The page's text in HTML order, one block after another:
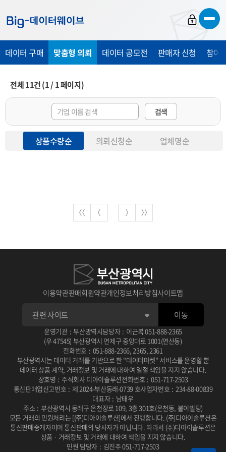
가
가
가
데이터 구매 맞춤형 의뢰 데이터 공모전 판매자 신청 참여
전체11건(1/1페이지)
검색
상품수량순 의뢰신청순 업체명순
이용약관판매회원약관개인정보처리방침사이트맵
운영기관 : 부산광역시담당자 : 이근복051-888-2365
(우 47545) 부산광역시 연제구 중앙대로 1001(연산동)
전화번호 : 051-888-2366, 2365, 2361
부산광역시는 데이터 거래를 기반으로 한 "데이터마켓" 서비스를 운영할 뿐
데이터 상품 계약, 거래정보 및 거래에 대하여 일절 책임을 지지 않습니다.
상호명 : 주식회사 디아이솔루션전화번호 : 051-717-2503
통신판매업신고번호 : 제 2024-부산동래-0739 호사업자번호 : 234-88-00839
대표자 : 남태우
주소 : 부산광역시 동래구 온천장로 109, 3층 301호(온천동, 붙이빌딩)
모든 거래의 민원처리는 [(주)디아이솔루션]에서 진행합니다. (주)디아이솔루션은
통신판매중개자이며 통신판매의 당사자가 아닙니다. 따라서 (주)디아이솔루션은
상품 · 거래정보 및 거래에 대하여 책임을 지지 않습니다.
민원 담당자 : 김진주 051-717-2503
이동